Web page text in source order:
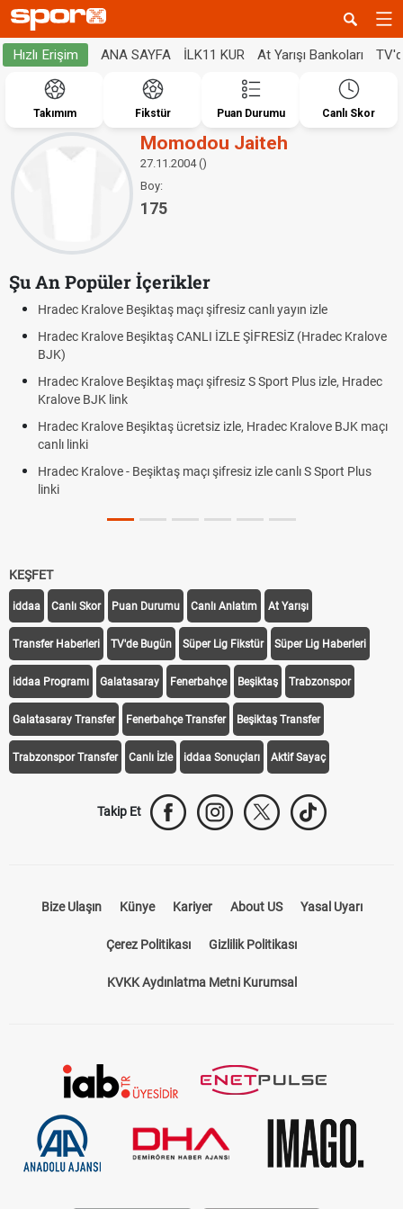
Hızlı Erişim ANA SAYFA İLK11 KUR At Yarışı Bankoları
Takımım Fikstür Puan Durumu Canlı Skor
Momodou Jaiteh
27.11.2004 ()
Boy:
175
Şu An Popüler İçerikler
Hradec Kralove Beşiktaş maçı şifresiz canlı yayın izle
Hradec Kralove Beşiktaş CANLI İZLE ŞİFRESİZ (Hradec Kralove
BJK)
Hradec Kralove Beşiktaş maçı şifresiz S Sport Plus izle, Hradec
Kralove BJK link
Hradec Kralove Beşiktaş ücretsiz izle, Hradec Kralove BJK maçı
canlı linki
Hradec Kralove - Beşiktaş maçı şifresiz izle canlı S Sport Plus
linki
KEŞFET
iddaa Canlı Skor Puan Durumu Canlı Anlatım At Yarışı
Transfer Haberleri TV'de Bugün Süper Lig Fikstür Süper Lig Haberleri
iddaa Programı Galatasaray Fenerbahçe Beşiktaş Trabzonspor
Galatasaray Transfer Fenerbahçe Transfer Beşiktaş Transfer
Trabzonspor Transfer Canlı İzle iddaa Sonuçları Aktif Sayaç
Takip Et
Bize Ulaşın Künye Kariyer About US Yasal Uyarı
Çerez Politikası Gizlilik Politikası
KVKK Aydınlatma Metni Kurumsal